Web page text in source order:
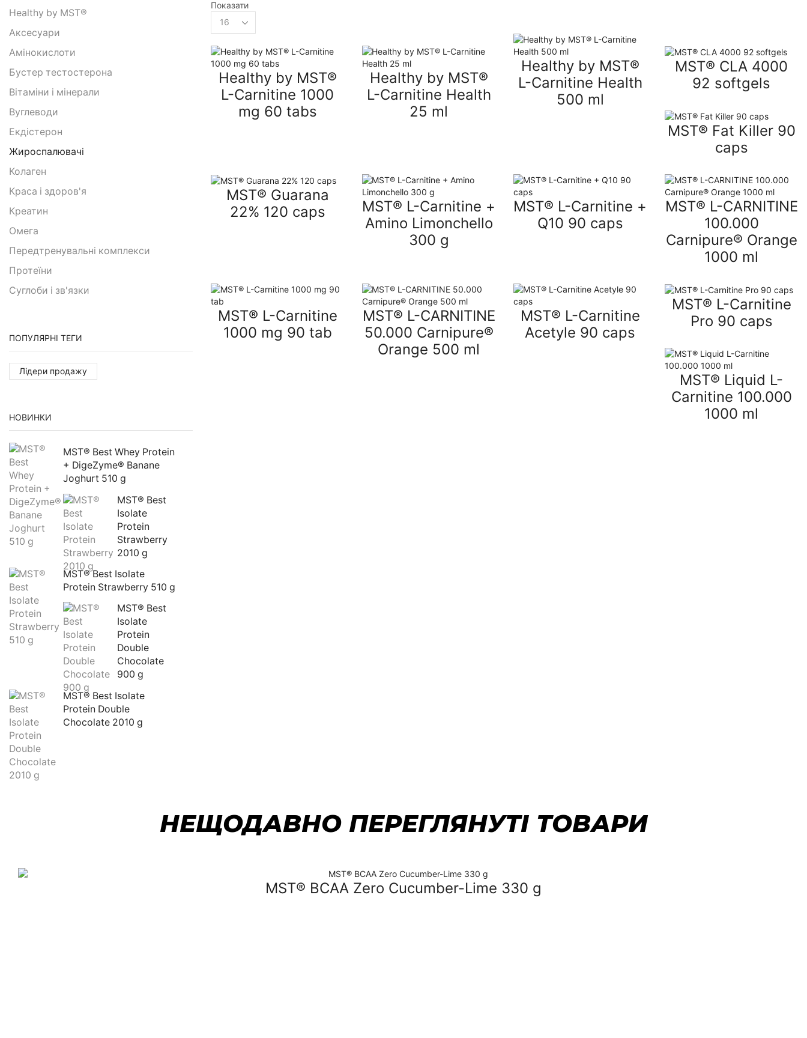
Показати
товарів
Healthy by MST®
L-Carnitine 1000
mg 60 tabs
Healthy by MST®
L-Carnitine Health
25 ml
Healthy by MST®
L-Carnitine Health
500 ml
MST® CLA 4000
92 softgels
MST® Fat Killer 90
caps
MST® Guarana
22% 120 caps
MST® L-Carnitine +
Amino Limonchello
300 g
MST® L-Carnitine +
Q10 90 caps
MST® L-CARNITINE
100.000
Carnipure® Orange
1000 ml
MST® L-Carnitine
1000 mg 90 tab
MST® L-CARNITINE
50.000 Carnipure®
Orange 500 ml
MST® L-Carnitine
Acetyle 90 caps
MST® L-Carnitine
Pro 90 caps
MST® Liquid L-
Carnitine 100.000
1000 ml
Healthy by MST®
Аксесуари
Амінокислоти
Бустер тестостерона
Вітаміни і мінерали
Вуглеводи
Екдістерон
Жироспалювачі
Колаген
Краса і здоров'я
Креатин
Омега
Передтренувальні комплекси
Протеїни
Суглоби і зв'язки
ПОПУЛЯРНІ ТЕГИ
Лідери продажу
НОВИНКИ
MST® Best Whey Protein
+ DigeZyme® Banane
Joghurt 510 g
MST® Best
Isolate
Protein
Strawberry
2010 g
MST® Best Isolate
Protein Strawberry 510 g
MST® Best
Isolate
Protein
Double
Chocolate
900 g
MST® Best Isolate
Protein Double
Chocolate 2010 g
НЕЩОДАВНО ПЕРЕГЛЯНУТІ ТОВАРИ
MST® BCAA Zero Cucumber-Lime 330 g